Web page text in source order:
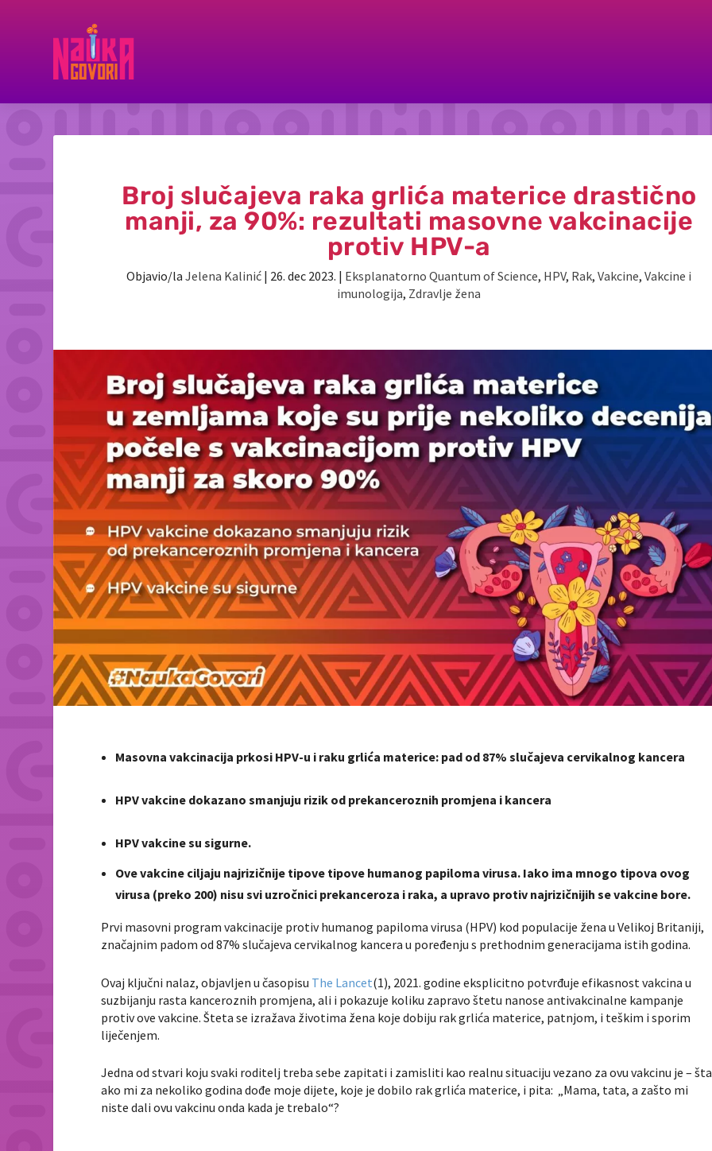
Broj slučajeva raka grlića materice drastično
manji, za 90%: rezultati masovne vakcinacije
protiv HPV-a
Objavio/laJelena Kalinić | 26. dec 2023. | Eksplanatorno Quantum of Science, HPV, Rak,Vakcine,Vakcine i
imunologija, Zdravlje žena
Masovna vakcinacija prkosi HPV-u i raku grlića materice: pad od 87% slučajeva cervikalnog kancera
HPV vakcine dokazano smanjuju rizik od prekanceroznih promjena i kancera
HPV vakcine su sigurne.
Ove vakcine ciljaju najrizičnije tipove tipove humanog papiloma virusa. Iako ima mnogo tipova ovog
virusa (preko 200) nisu svi uzročnici prekanceroza i raka, a upravo protiv najrizičnijih se vakcine bore.
Prvi masovni program vakcinacije protiv humanog papiloma virusa (HPV) kod populacije žena u Velikoj Britaniji,
značajnim padom od 87% slučajeva cervikalnog kancera u poređenju s prethodnim generacijama istih godina.
Ovaj ključni nalaz, objavljen u časopisu The Lancet(1), 2021. godine eksplicitno potvrđuje efikasnost vakcina u
suzbijanju rasta kanceroznih promjena, ali i pokazuje koliku zapravo štetu nanose antivakcinalne kampanje
protiv ove vakcine. Šteta se izražava životima žena koje dobiju rak grlića materice, patnjom, i teškim i sporim
liječenjem.
Jedna od stvari koju svaki roditelj treba sebe zapitati i zamisliti kao realnu situaciju vezano za ovu vakcinu je – šta
ako mi za nekoliko godina dođe moje dijete, koje je dobilo rak grlića materice, i pita: „Mama, tata, a zašto mi
niste dali ovu vakcinu onda kada je trebalo“?